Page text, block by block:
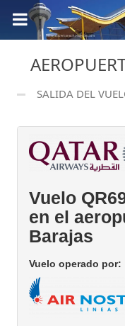
SALIDA DEL
Vuelo
en el
Barajas
Vuelo operado por: